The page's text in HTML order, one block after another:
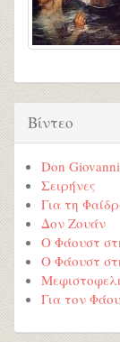
Βίντεο
Don Giovanni
Σειρήνες
Για τη
Δον Ζουάν
Ο Φάουστ
Ο Φάουστ
Για τον